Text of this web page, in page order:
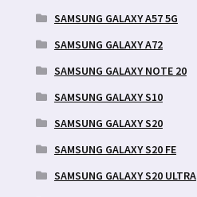
SAMSUNG GALAXY A57 5G
SAMSUNG GALAXY A72
SAMSUNG GALAXY NOTE 20
SAMSUNG GALAXY S10
SAMSUNG GALAXY S20
SAMSUNG GALAXY S20 FE
SAMSUNG GALAXY S20 ULTRA